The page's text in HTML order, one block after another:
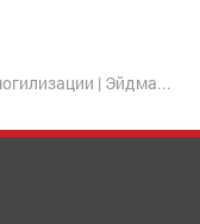
Преображенский, Павлов